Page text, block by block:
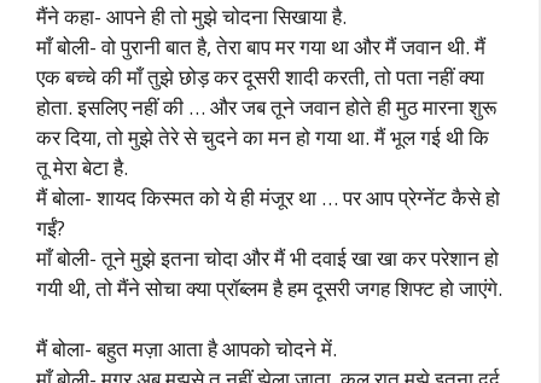
मैंने कहा- आपने ही तो मुझे चोदना सिखाया है.
माँ बोली- वो पुरानी बात है, तेरा बाप मर गया था और मैं जवान थी. मैं
एक बच्चे की माँ तुझे छोड़ कर दूसरी शादी करती, तो पता नहीं क्या
होता. इसलिए नहीं की … और जब तूने जवान होते ही मुठ मारना शुरू
कर दिया, तो मुझे तेरे से चुदने का मन हो गया था. मैं भूल गई थी कि
तू मेरा बेटा है.
मैं बोला- शायद किस्मत को ये ही मंजूर था … पर आप प्रेग्नेंट कैसे हो
गईं?
माँ बोली- तूने मुझे इतना चोदा और मैं भी दवाई खा खा कर परेशान हो
गयी थी, तो मैंने सोचा क्या प्रॉब्लम है हम दूसरी जगह शिफ्ट हो जाएंगे.
मैं बोला- बहुत मज़ा आता है आपको चोदने में.